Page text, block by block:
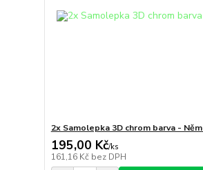
2x Samolepka 3D chrom barva -
195,00 Kč/ks
161,16 Kč bez DPH